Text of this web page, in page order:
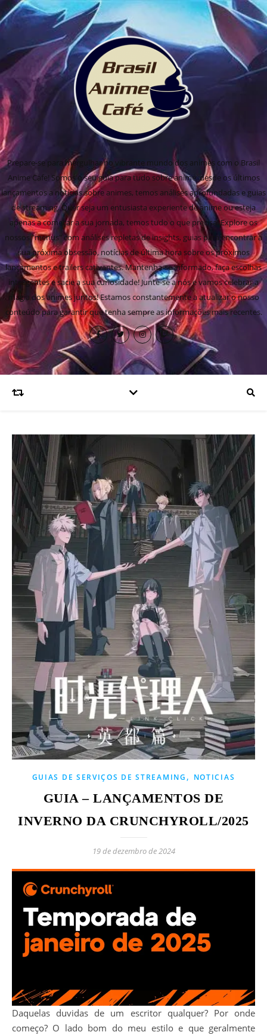
Prepare-se para mergulhar no vibrante mundo dos animes com o Brasil
Anime Cafe! Somos o seu guia para tudo sobre anime, desde os últimos
lançamentos a notícias sobre animes, temos análises aprofundadas e guias
de streaming. Quer seja um entusiasta experiente de anime ou esteja
apenas a começar a sua jornada, temos tudo o que precisa! Explore os
nossos "menus" com análises repletas de insights, guias para encontrar a
sua próxima obsessão, notícias de última hora sobre os próximos
lançamentos e trailers cativantes. Mantenha-se informado, faça escolhas
inteligentes e sacie a sua curiosidade! Junte-se a nós e vamos celebrar a
magia dos animes juntos! Estamos constantemente a atualizar o nosso
conteúdo para garantir que tenha sempre as informações mais recentes.
GUIAS DE SERVIÇOS DE STREAMING , NOTICIAS
GUIA – LANÇAMENTOS DE
INVERNO DA CRUNCHYROLL/2025
19 de dezembro de 2024
Daquelas duvidas de um escritor qualquer? Por onde
começo? O lado bom do meu estilo e que geralmente